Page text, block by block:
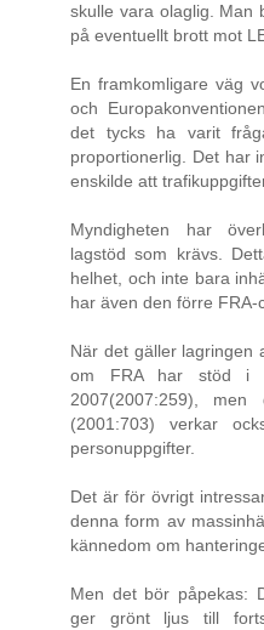
skulle vara olaglig. Man
på eventuellt brott mot
En framkomligare väg
och
det tycks ha varit
proportionerlig. Det har
enskilde att
Myndigheten har
lagstöd som krävs.
helhet, och inte bara
har även den förre FRA-
När det gäller lagringen
om FRA har stöd i
2007(2007:259),
(2001:703) verkar
personuppgifter.
Det är för övrigt
denna form av
kännedom om
Men det bör påpekas:
ger grönt ljus till